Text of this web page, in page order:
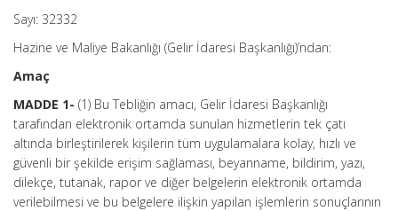
Sayı: 32332
Hazine ve Maliye Bakanlığı (Gelir İdaresi Başkanlığı)’ndan:
Amaç
MADDE 1- (1) Bu Tebliğin amacı, Gelir İdaresi Başkanlığı
tarafından elektronik ortamda sunulan hizmetlerin tek çatı
altında birleştirilerek kişilerin tüm uygulamalara kolay, hızlı ve
güvenli bir şekilde erişim sağlaması, beyanname, bildirim, yazı,
dilekçe, tutanak, rapor ve diğer belgelerin elektronik ortamda
verilebilmesi ve bu belgelere ilişkin yapılan işlemlerin sonuçlarının